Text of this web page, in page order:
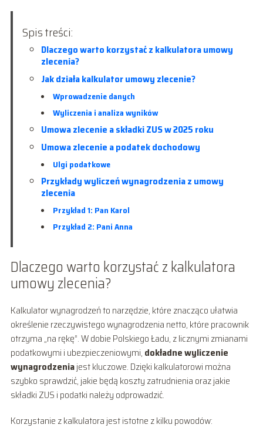
Spis treści:
Dlaczego warto korzystać z kalkulatora umowy
zlecenia?
Jak działa kalkulator umowy zlecenie?
Wprowadzenie danych
Wyliczenia i analiza wyników
Umowa zlecenie a składki ZUS w 2025 roku
Umowa zlecenie a podatek dochodowy
Ulgi podatkowe
Przykłady wyliczeń wynagrodzenia z umowy
zlecenia
Przykład 1: Pan Karol
Przykład 2: Pani Anna
Dlaczego warto korzystać z kalkulatora
umowy zlecenia?
Kalkulator wynagrodzeń to narzędzie, które znacząco ułatwia
określenie rzeczywistego wynagrodzenia netto, które pracownik
otrzyma „na rękę”. W dobie Polskiego Ładu, z licznymi zmianami
podatkowymi i ubezpieczeniowymi, dokładne wyliczenie
wynagrodzeniajest kluczowe. Dzięki kalkulatorowi można
szybko sprawdzić, jakie będą koszty zatrudnienia oraz jakie
składki ZUS i podatki należy odprowadzić.
Korzystanie z kalkulatora jest istotne z kilku powodów: